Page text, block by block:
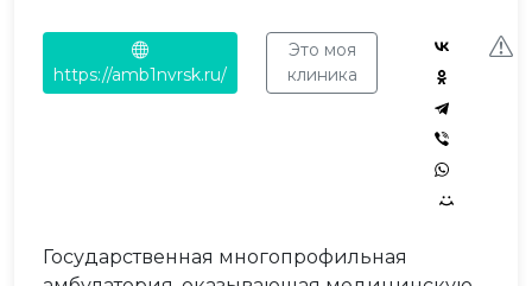
https://amb1nvrsk.ru/
Это моя
клиника
Государственная многопрофильная